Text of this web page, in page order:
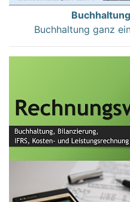
Buchhaltung ganz